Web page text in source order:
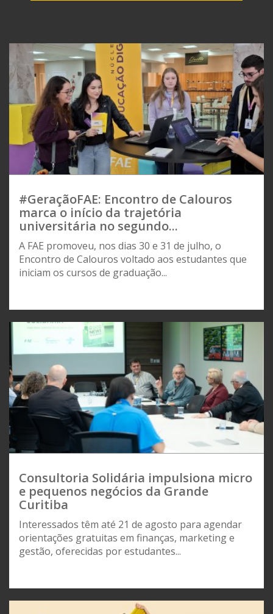
#GeraçãoFAE: Encontro de Calouros
marca o início da trajetória
universitária no segundo...
A FAE promoveu, nos dias 30 e 31 de julho, o
Encontro de Calouros voltado aos estudantes que
iniciam os cursos de graduação...
Consultoria Solidária impulsiona micro
e pequenos negócios da Grande
Curitiba
Interessados têm até 21 de agosto para agendar
orientações gratuitas em finanças, marketing e
gestão, oferecidas por estudantes...